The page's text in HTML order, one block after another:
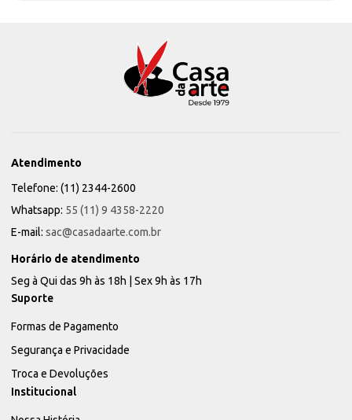
Atendimento
Telefone: (11) 2344-2600
Whatsapp: 55 (11) 9 4358-2220
E-mail: sac@casadaarte.com.br
Horário de atendimento
Seg à Qui das 9h às 18h | Sex 9h às 17h
Suporte
Formas de Pagamento
Segurança e Privacidade
Troca e Devoluções
Institucional